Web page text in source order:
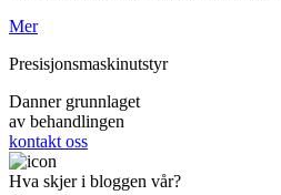
Mer
Presisjonsmaskinutstyr
Danner grunnlaget
av behandlingen
kontakt oss
Hva skjer i bloggen vår?